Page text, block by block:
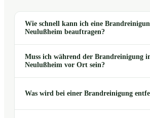
Wie schnell kann ich eine
Neulußheim beauftragen?
Muss ich während der Brandreinigung
Neulußheim vor Ort sein?
Was wird bei einer Brandreinigung